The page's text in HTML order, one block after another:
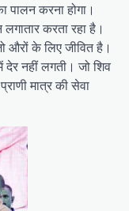
पालन करना होगा।
करता रहा है।
औरों के लिए जीवित है।
देर नहीं लगती। जो शिव
मात्र की सेवा